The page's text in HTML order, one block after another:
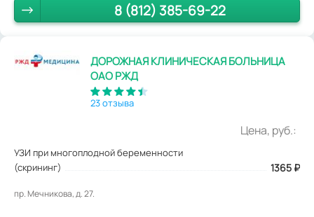
8 (812) 385-69-22
ДОРОЖНАЯ КЛИНИЧЕСКАЯ БОЛЬНИЦА
ОАО РЖД
23 отзыва
Цена, руб.:
УЗИ при многоплодной беременности
(скрининг)
1365 ₽
пр. Мечникова, д. 27.